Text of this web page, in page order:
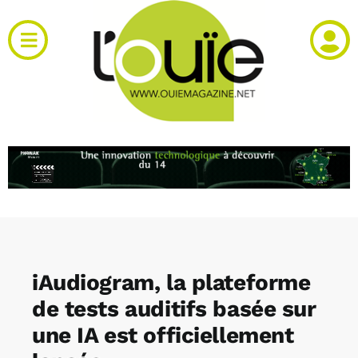
au
contenu
Toggle
Navigation
RH et emploi
Agenda
Kiosque
iAudiogram, la plateforme
de tests auditifs basée sur
une IA est officiellement